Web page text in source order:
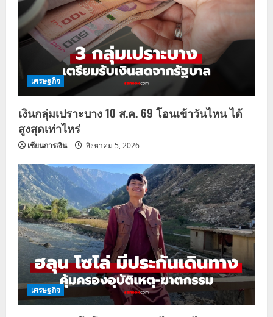
เศรษฐกิจ
เงินกลุ่มเปราะบาง 10 ส.ค. 69 โอนเข้าวันไหน ได้
สูงสุดเท่าไหร่
เซียนการเงิน สิงหาคม 5, 2026
เศรษฐกิจ